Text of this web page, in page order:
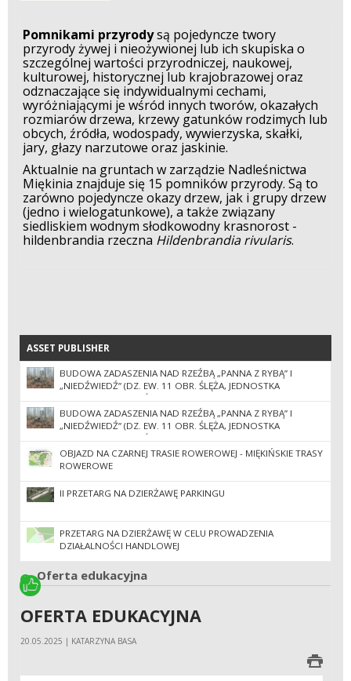
Pomnikami przyrodysą pojedyncze twory
przyrody żywej i nieożywionej lub ich skupiska o
szczególnej wartości przyrodniczej, naukowej,
kulturowej, historycznej lub krajobrazowej oraz
odznaczające się indywidualnymi cechami,
wyróżniającymi je wśród innych tworów, okazałych
rozmiarów drzewa, krzewy gatunków rodzimych lub
obcych, źródła, wodospady, wywierzyska, skałki,
jary, głazy narzutowe oraz jaskinie.
Aktualnie na gruntach w zarządzie Nadleśnictwa
Miękinia znajduje się 15 pomników przyrody. Są to
zarówno pojedyncze okazy drzew, jak i grupy drzew
(jedno i wielogatunkowe), a także związany
siedliskiem wodnym słodkowodny krasnorost -
hildenbrandia rzeczna Hildenbrandia rivularis.
ASSET PUBLISHER
ASSET PUBLISHER
BUDOWA ZADASZENIA NAD RZEŹBĄ „PANNA Z RYBĄ” I
„NIEDŹWIEDŹ” (DZ. EW. 11 OBR. ŚLĘŻA, JEDNOSTKA
EWIDENCYJNA SOBÓTKA-MIASTO) II POSTĘPOWANIE
BUDOWA ZADASZENIA NAD RZEŹBĄ „PANNA Z RYBĄ” I
„NIEDŹWIEDŹ” (DZ. EW. 11 OBR. ŚLĘŻA, JEDNOSTKA
EWIDENCYJNA SOBÓTKA-MIASTO)
OBJAZD NA CZARNEJ TRASIE ROWEROWEJ - MIĘKIŃSKIE TRASY
ROWEROWE
II PRZETARG NA DZIERŻAWĘ PARKINGU
PRZETARG NA DZIERŻAWĘ W CELU PROWADZENIA
DZIAŁALNOŚCI HANDLOWEJ
Oferta edukacyjna
OFERTA EDUKACYJNA
20.05.2025 | KATARZYNA BASA